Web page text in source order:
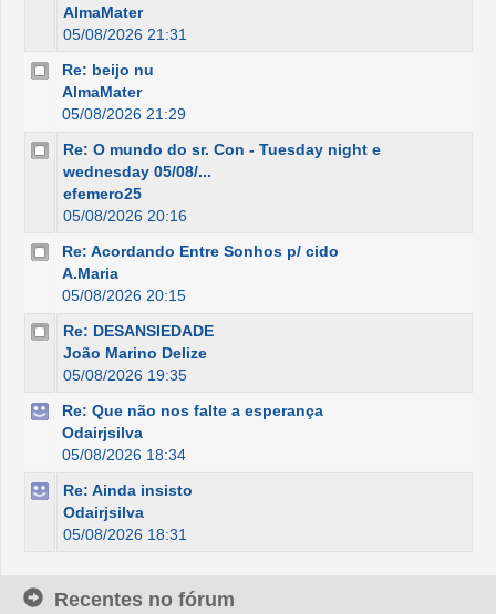
AlmaMater
05/08/2026 21:31
Re: beijo nu
AlmaMater
05/08/2026 21:29
Re: O mundo do sr. Con - Tuesday night e
wednesday 05/08/...
efemero25
05/08/2026 20:16
Re: Acordando Entre Sonhos p/ cido
A.Maria
05/08/2026 20:15
Re: DESANSIEDADE
João Marino Delize
05/08/2026 19:35
Re: Que não nos falte a esperança
Odairjsilva
05/08/2026 18:34
Re: Ainda insisto
Odairjsilva
05/08/2026 18:31
Recentes no fórum